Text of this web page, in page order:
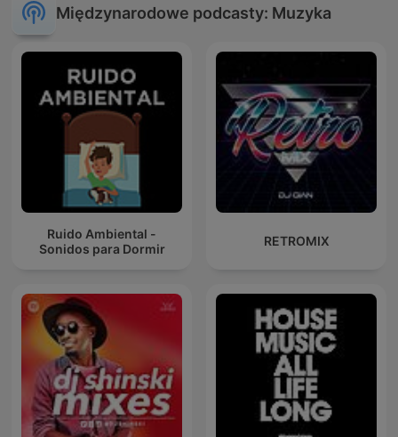
Międzynarodowe podcasty: Muzyka
Ruido Ambiental -
Sonidos para Dormir
RETROMIX